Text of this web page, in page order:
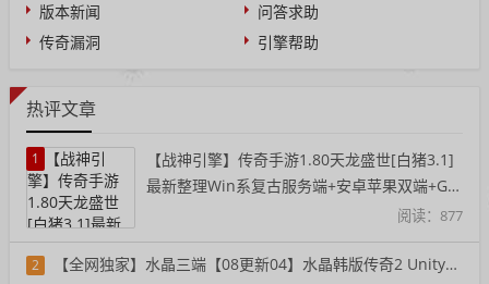
版本新闻
问答求助
传奇漏洞
引擎帮助
热评文章
1
【战神引擎】传奇手游1.80天龙盛世[白猪3.1]
最新整理Win系复古服务端+安卓苹果双端+GM
阅读：877
2 【全网独家】水晶三端【08更新04】水晶韩版传奇2 Unity三端重置单机版一键端